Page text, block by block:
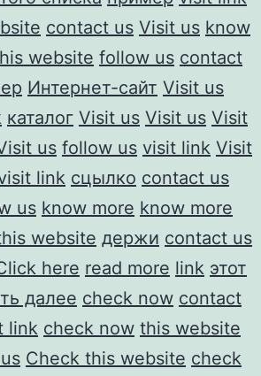
contact us Visit us know
website follow us contact
Интернет-сайт Visit us
каталог Visit us Visit us Visit
us follow us visit link Visit
link сцылко contact us
us know more know more
website держи contact us
here read more link этот
далее check now contact
link check now this website
Check this website check